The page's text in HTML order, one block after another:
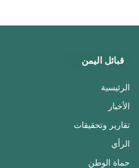
قبائل اليمن
الرئيسية
الأخبار
تقارير وتحقيقات
الرأي
حماة الوطن